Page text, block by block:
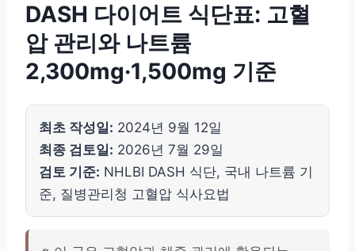
DASH 다이어트 식단표: 고혈
압 관리와 나트륨
2,300mg·1,500mg 기준
최초 작성일: 2024년 9월 12일
최종 검토일: 2026년 7월 29일
검토 기준: NHLBI DASH 식단, 국내 나트륨 기
준, 질병관리청 고혈압 식사요법